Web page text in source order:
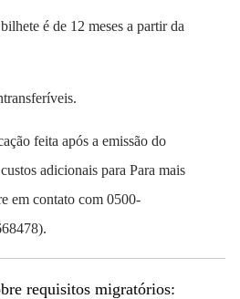
é de 12 meses a partir da
feita após a emissão do
adicionais para Para mais
em contato com 0500-
requisitos migratórios: